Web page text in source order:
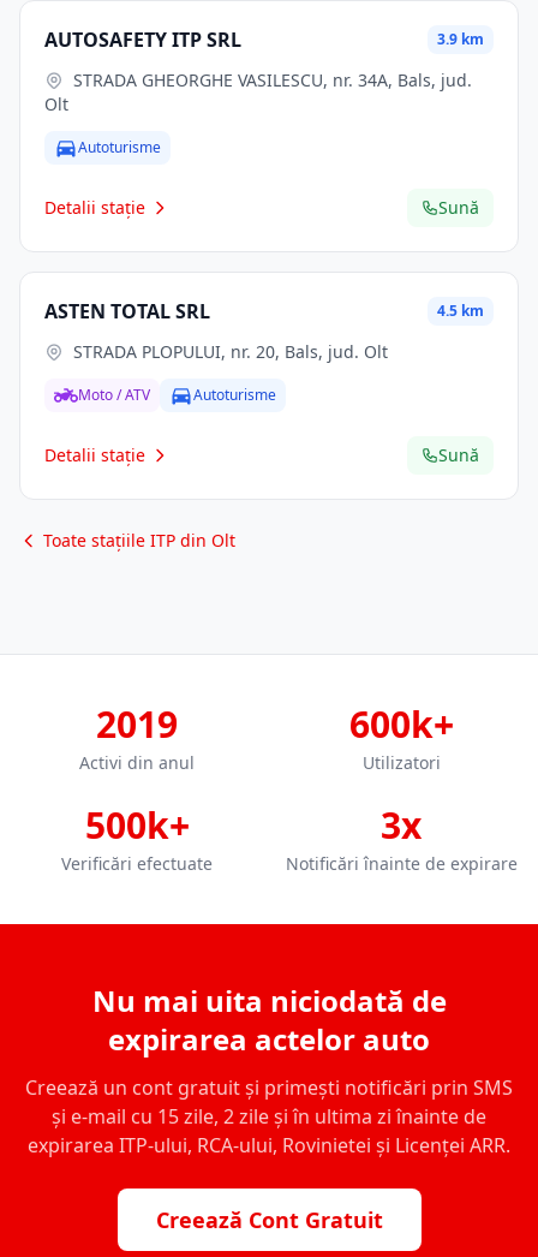
AUTOSAFETY ITP SRL 3.9 km
Olt
Autoturisme
Detalii stație Sună
ASTEN TOTAL SRL 4.5 km
STRADA PLOPULUI, nr. 20, Bals, jud. Olt
Moto / ATV Autoturisme
Detalii stație Sună
Toate stațiile ITP din Olt
2019
Activi din anul
600k+
Utilizatori
500k+
Verificări efectuate
3x
Notificări înainte de expirare
Nu mai uita niciodată de
expirarea actelor auto
Creează un cont gratuit și primești notificări prin SMS
și e-mail cu 15 zile, 2 zile și în ultima zi înainte de
expirarea ITP-ului, RCA-ului, Rovinietei și Licenței ARR.
Creează Cont Gratuit